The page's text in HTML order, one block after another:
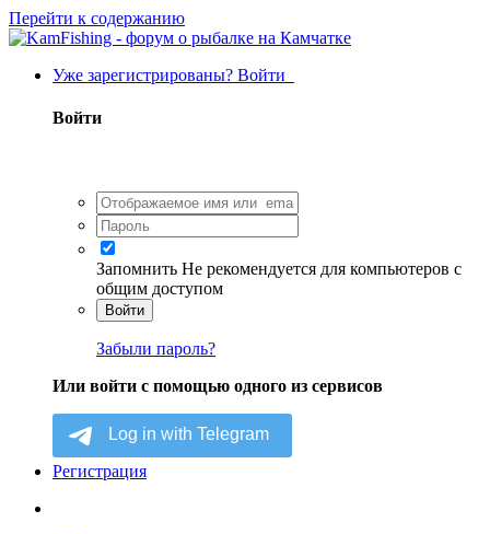
Перейти к содержанию
Уже зарегистрированы? Войти
Войти
Запомнить Не рекомендуется для компьютеров с
общим доступом
Войти
Забыли пароль?
Или войти с помощью одного из сервисов
Регистрация